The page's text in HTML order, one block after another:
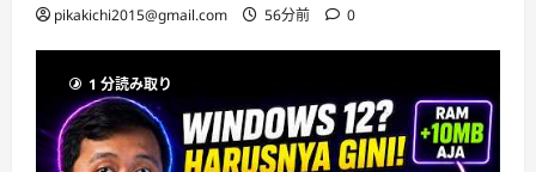
pikakichi2015@gmail.com 56分前 0
1 分読み取り